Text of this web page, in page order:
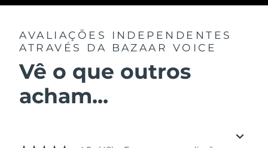
AVALIAÇÕES INDEPENDENTES
ATRAVÉS DA BAZAAR VOICE
Vê o que outros
acham...